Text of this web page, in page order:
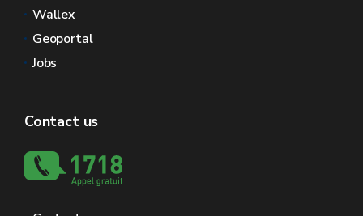
Wallex
Geoportal
Jobs
Contact us